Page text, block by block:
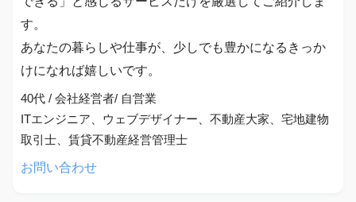
す。
あなたの暮らしや仕事が、少しでも豊かになるきっか
けになれば嬉しいです。
40代 / 会社経営者/ 自営業
ITエンジニア、ウェブデザイナー、不動産大家、宅地建物
取引士、賃貸不動産経営管理士
お問い合わせ